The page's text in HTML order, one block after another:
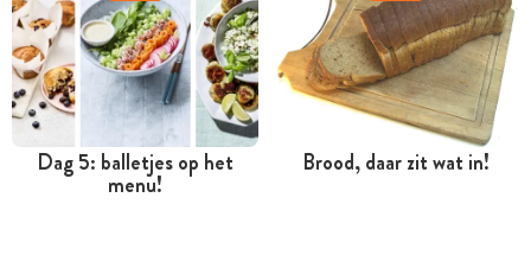
Dag 5: balletjes op het
menu!
Brood, daar zit wat in!